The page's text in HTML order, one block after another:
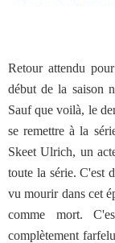
Retour attendu
début de la saison
Sauf que voilà, le
se remettre à la
Skeet Ulrich, un
toute la série. C'est
vu mourir dans cet
comme mort.
complètement